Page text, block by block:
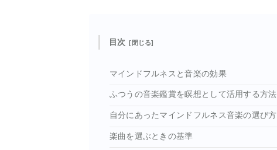
目次
マインドフルネスと音楽の効果
ふつうの音楽鑑賞を瞑想として活用する方法
自分にあったマインドフルネス音楽の選び方
楽曲を選ぶときの基準